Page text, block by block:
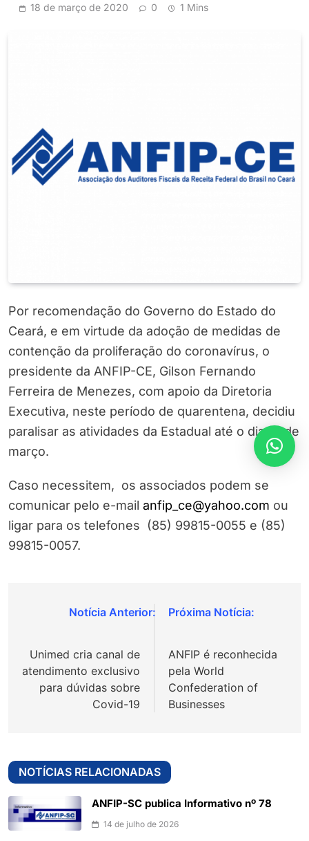
18 de março de 2020 0 1 Mins
Por recomendação do Governo do Estado do
Ceará, e em virtude da adoção de medidas de
contenção da proliferação do coronavírus, o
presidente da ANFIP-CE, Gilson Fernando
Ferreira de Menezes, com apoio da Diretoria
Executiva, neste período de quarentena, decidiu
paralisar as atividades da Estadual até o dia 31 de
março.
Caso necessitem, os associados podem se
comunicar pelo e-mail anfip_ce@yahoo.com ou
ligar para os telefones (85) 99815-0055 e (85)
99815-0057.
Navegação
Post
Unimed cria canal de
atendimento exclusivo
para dúvidas sobre
Covid-19
ANFIP é reconhecida
pela World
Confederation of
Businesses
NOTÍCIAS RELACIONADAS
ANFIP-SC publica Informativo nº 78
14 de julho de 2026